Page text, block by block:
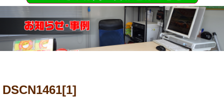
DSCN1461[1]